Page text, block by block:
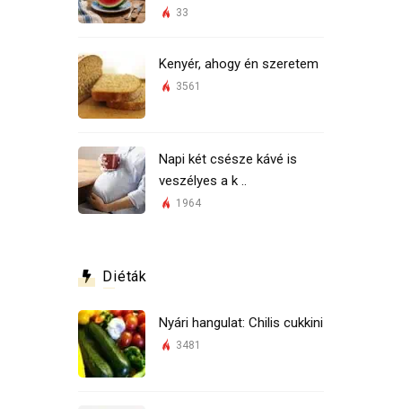
33
Kenyér, ahogy én szeretem
3561
Napi két csésze kávé is
veszélyes a k ..
1964
Diéták
Nyári hangulat: Chilis cukkini
3481